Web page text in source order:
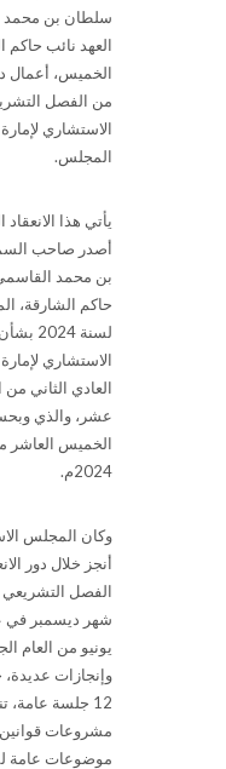
سلطان بن محمد
العهد نائب حاكم
الخميس، أعمال
من الفصل
الاستشاري
المجلس.
يأتي هذا
أصدر صاحب
بن محمد
لسنة
الاستشاري
العادي الثاني
عشر، والذي
الخميس العاشر
2024م.
وكان المجلس
أنجز خلال دور
الفصل
وإنجازات
12 جلسة
مشروعات قوانين
موضوعات عامة